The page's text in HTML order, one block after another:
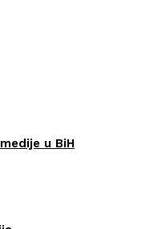
u BiH